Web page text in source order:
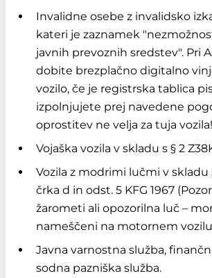
Invalidne osebe z invalidsko
kateri je zaznamek
javnih prevoznih sredstev". Pri
dobite brezplačno digitalno
vozilo, če je registrska tablica
izpolnjujete prej navedene
oprostitev ne velja za tuja vozila!
Vojaška vozila v skladu s § 2
Vozila z modrimi lučmi v skladu
črka d in odst. 5 KFG 1967
žarometi ali opozorilna luč –
nameščeni na motornem
Javna varnostna služba,
sodna pazniška služba.